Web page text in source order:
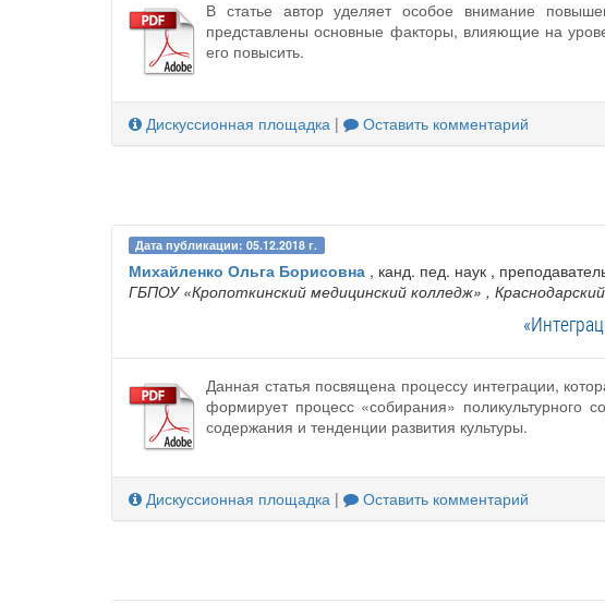
В статье автор уделяет особое внимание
представлены основные факторы, влияющие на
его повысить.
Дискуссионная площадка | Оставить комментарий
Дата публикации: 05.12.2018 г.
Михайленко Ольга Борисовна , канд. пед. наук ,
ГБПОУ «Кропоткинский медицинский колледж» ,
Данная статья посвящена процессу интеграции,
формирует процесс «собирания» поликультурного
содержания и тенденции развития культуры.
Дискуссионная площадка | Оставить комментарий